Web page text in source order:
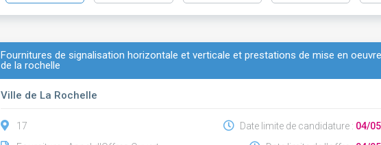
Fournitures de signalisation horizontale et verticale et prestations de mise en
de la rochelle
Ville de La Rochelle
17
Date limite de candidature : 04/